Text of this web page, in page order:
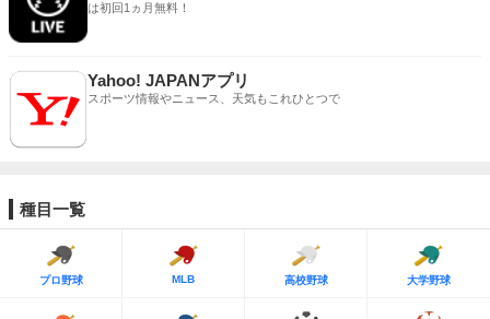
は初回1ヵ月無料！
Yahoo! JAPANアプリ
スポーツ情報やニュース、天気もこれひとつで
種目一覧
プロ野球 MLB 高校野球 大学野球